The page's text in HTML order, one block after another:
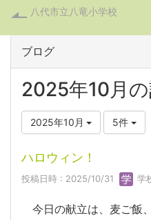
八代市立八竜小学校
ブログ
2025年10月
2025年10月 5件
ハロウィン！
投稿日時 : 2025/10/31 学
今日の献立は、麦ご飯